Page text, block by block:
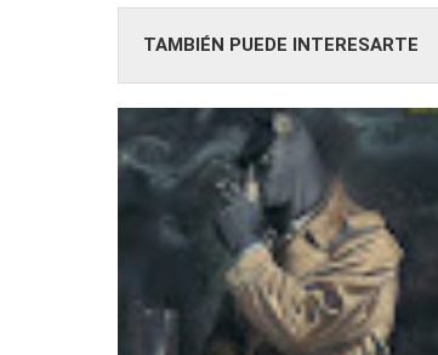
TAMBIÉN PUEDE INTERESARTE